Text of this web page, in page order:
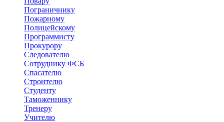
Пограничнику
Пожарному
Полицейскому
Программисту
Прокурору
Следователю
Сотруднику ФСБ
Спасателю
Строителю
Студенту
Таможеннику
Тренеру
Учителю